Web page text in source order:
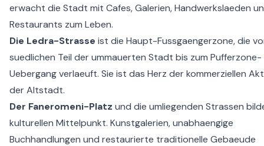
erwacht die Stadt mit Cafes, Galerien, Handwerkslaeden
Restaurants zum Leben.
Die Ledra-Strasse ist die Haupt-Fussgaengerzone, die
suedlichen Teil der ummauerten Stadt bis zum Pufferzone-
Uebergang verlaeuft. Sie ist das Herz der kommerziellen
der Altstadt.
Der Faneromeni-Platz und die umliegenden Strassen
kulturellen Mittelpunkt. Kunstgalerien, unabhaengige
Buchhandlungen und restaurierte traditionelle Gebaeude